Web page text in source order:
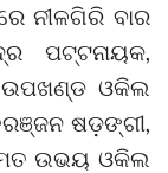
ନୀଳଗିରି ବାର
ପଟ୍ଟନାୟକ,
ଉପଖଣ୍ଡ ଓକିଲ
ଷଡ଼ଙ୍ଗୀ,
ଉଭୟ ଓକିଲ